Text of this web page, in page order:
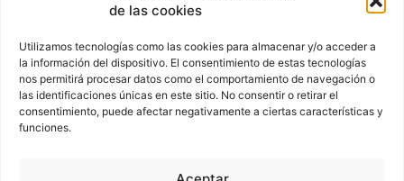
de las cookies
Utilizamos tecnologías como las cookies para almacenar y/o acceder a
la información del dispositivo. El consentimiento de estas tecnologías
nos permitirá procesar datos como el comportamiento de navegación o
las identificaciones únicas en este sitio. No consentir o retirar el
consentimiento, puede afectar negativamente a ciertas características y
funciones.
VIDEOCONFERENCIAS POLÍTICA DE PRIVACIDAD